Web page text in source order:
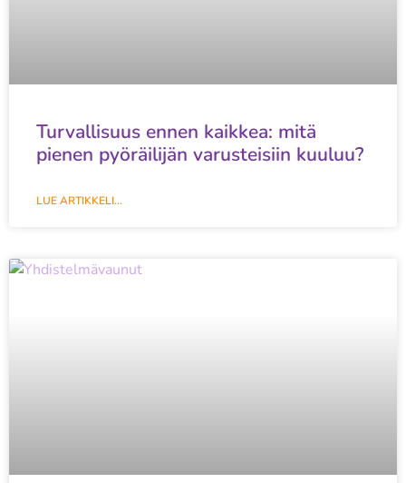
Turvallisuus ennen kaikkea: mitä
pienen pyöräilijän varusteisiin kuuluu?
LUE ARTIKKELI...